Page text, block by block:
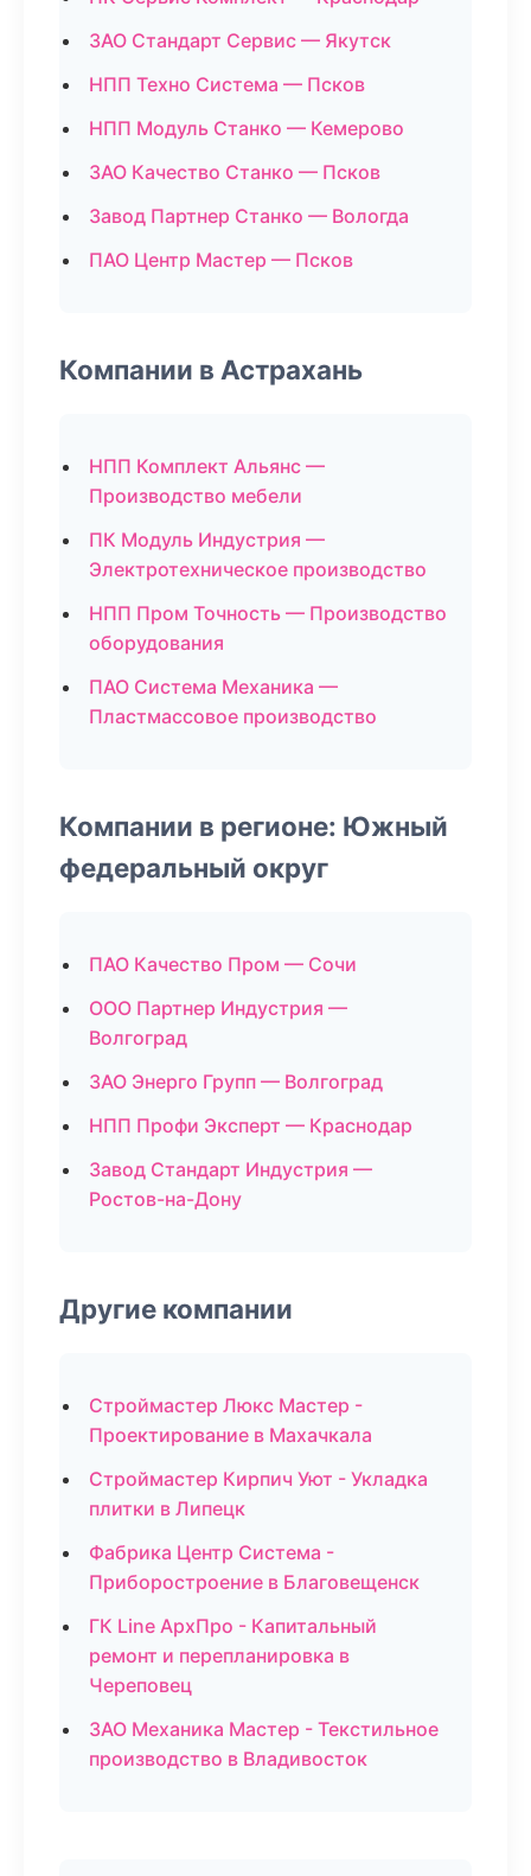
ЗАО Стандарт Сервис — Якутск
НПП Техно Система — Псков
НПП Модуль Станко — Кемерово
ЗАО Качество Станко — Псков
Завод Партнер Станко — Вологда
ПАО Центр Мастер — Псков
Компании в Астрахань
НПП Комплект Альянс —
Производство мебели
ПК Модуль Индустрия —
Электротехническое производство
НПП Пром Точность — Производство
оборудования
ПАО Система Механика —
Пластмассовое производство
Компании в регионе: Южный
федеральный округ
ПАО Качество Пром — Сочи
ООО Партнер Индустрия —
Волгоград
ЗАО Энерго Групп — Волгоград
НПП Профи Эксперт — Краснодар
Завод Стандарт Индустрия —
Ростов-на-Дону
Другие компании
Строймастер Люкс Мастер -
Проектирование в Махачкала
Строймастер Кирпич Уют - Укладка
плитки в Липецк
Фабрика Центр Система -
Приборостроение в Благовещенск
ГК Line АрхПро - Капитальный
ремонт и перепланировка в
Череповец
ЗАО Механика Мастер - Текстильное
производство в Владивосток